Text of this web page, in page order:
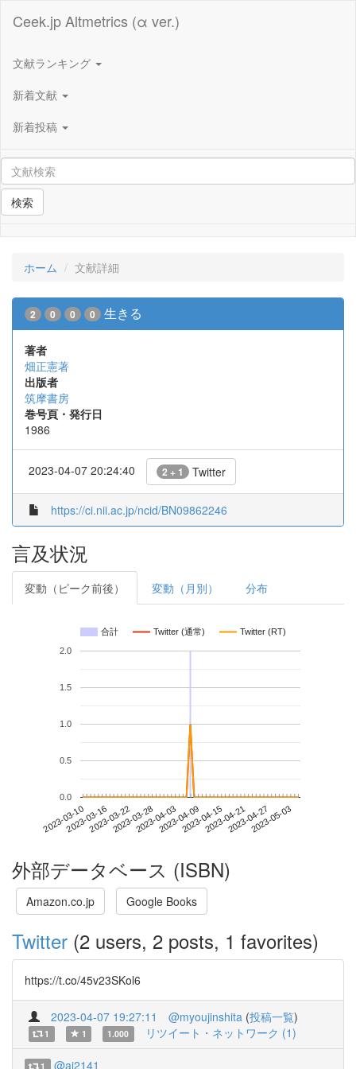
Ceek.jp Altmetrics (α ver.)
文献ランキング
新着文献
新着投稿
検索
ホーム 文献詳細
2 0 0 0 生きる
著者
畑正憲著
出版者
筑摩書房
巻号頁・発行日
1986
2023-04-07 20:24:40 2 + 1 Twitter
https://ci.nii.ac.jp/ncid/BN09862246
言及状況
変動（ピーク前後） 変動（月別） 分布
合計 Twitter (通常) Twitter (RT)
2023-03-102023-03-162023-03-222023-03-282023-04-032023-04-092023-04-152023-04-212023-04-272023-05-03
0.0
0.5
1.0
1.5
2.0
外部データベース (ISBN)
Amazon.co.jp Google Books
Twitter (2 users, 2 posts, 1 favorites)
https://t.co/45v23SKol6
2023-04-07 19:27:11 @myoujinshita (投稿一覧)
1 1 1.000 リツイート・ネットワーク (1)
1 @ai2141